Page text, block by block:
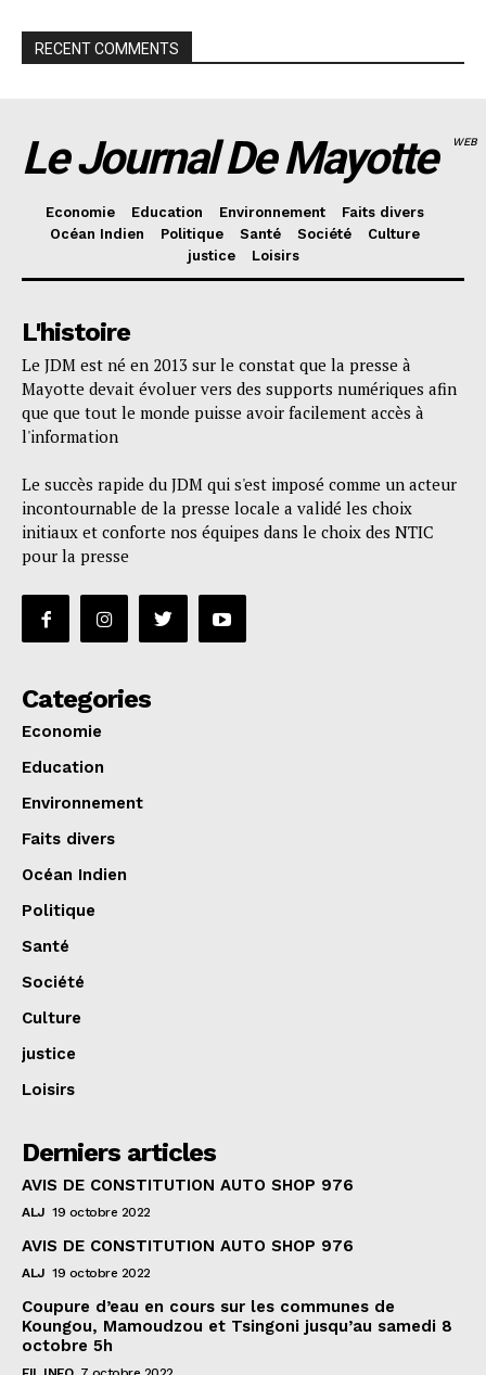
RECENT COMMENTS
Le Journal De Mayotte WEB
Economie Education Environnement
Faits divers
Océan Indien
Politique Santé Société
Culture
justice
Loisirs
L'histoire
Le JDM est né en 2013 sur le constat que la presse à
Mayotte devait évoluer vers des supports numériques afin
que que tout le monde puisse avoir facilement accès à
l'information
Le succès rapide du JDM qui s'est imposé comme un acteur
incontournable de la presse locale a validé les choix
initiaux et conforte nos équipes dans le choix des NTIC
pour la presse
Categories
Economie
Education
Environnement
Faits divers
Océan Indien
Politique
Santé
Société
Culture
justice
Loisirs
Derniers articles
AVIS DE CONSTITUTION AUTO SHOP 976
ALJ 19 octobre 2022
AVIS DE CONSTITUTION AUTO SHOP 976
ALJ 19 octobre 2022
Coupure d’eau en cours sur les communes de
Koungou, Mamoudzou et Tsingoni jusqu’au samedi 8
octobre 5h